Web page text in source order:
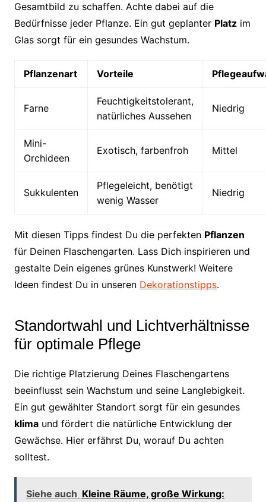
Gesamtbild zu schaffen. Achte dabei auf die
Bedürfnisse jeder Pflanze. Ein gut geplanter Platzim
Glas sorgt für ein gesundes Wachstum.
Pflanzenart Vorteile
Farne
Feuchtigkeitstolerant,
natürliches Aussehen
Niedrig
Mini-
Orchideen
Exotisch, farbenfroh Mittel
Sukkulenten
Pflegeleicht, benötigt
wenig Wasser
Niedrig
Mit diesen Tipps findest Du die perfekten Pflanzen
für Deinen Flaschengarten. Lass Dich inspirieren und
gestalte Dein eigenes grünes Kunstwerk! Weitere
Ideen findest Du in unseren Dekorationstipps.
Standortwahl und Lichtverhältnisse
für optimale Pflege
Die richtige Platzierung Deines Flaschengartens
beeinflusst sein Wachstum und seine Langlebigkeit.
Ein gut gewählter Standort sorgt für ein gesundes
klimaund fördert die natürliche Entwicklung der
Gewächse. Hier erfährst Du, worauf Du achten
solltest.
Siehe auch Kleine Räume, große Wirkung: